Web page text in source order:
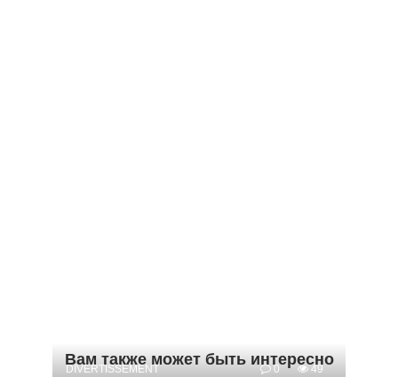
Вам также может быть интересно
DIVERTISSEMENT 0 49